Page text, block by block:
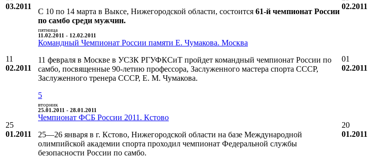
03.2011
С 10 по 14 марта в Выксе, Нижегородской области, состоится 61-й чемпионат России
по самбо среди мужчин.
02.2011
11
02.2011
пятница
11.02.2011 - 12.02.2011
Командный Чемпионат России памяти Е. Чумакова. Москва
11 февраля в Москве в УСЗК РГУФКСиТ пройдет командный чемпионат России по
самбо, посвященные 90-летию профессора, Заслуженного мастера спорта СССР,
Заслуженного тренера СССР, Е. М. Чумакова.
5
01
02.2011
25
01.2011
вторник
25.01.2011 - 28.01.2011
Чемпионат ФСБ России 2011. Кстово
25—26 января в г. Кстово, Нижегородской области на базе Международной
олимпийской академии спорта проходил чемпионат Федеральной службы
безопасности России по самбо.
20
01.2011